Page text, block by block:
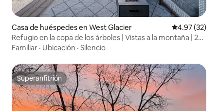
Casa de huéspedes en West Glacier Calificación
4.97 (32)
Refugio en la copa de los árboles | Vistas a la montaña | 2
dormitorios/2 baños
Familiar · Ubicación · Silencio
Superanfitrión
Superanfitrión